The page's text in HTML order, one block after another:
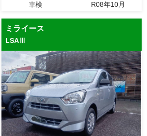
車検
R08年10月
ミライース
LSAⅢ